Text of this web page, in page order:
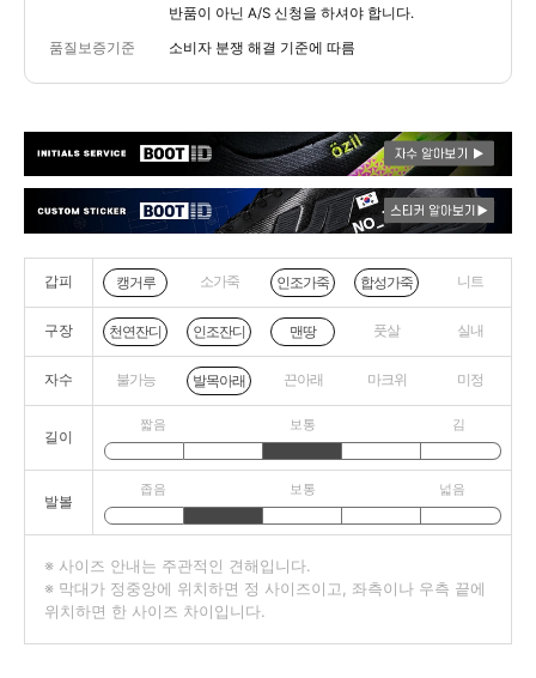
반품이 아닌 A/S 신청을 하셔야 합니다.
품질보증기준 소비자 분쟁 해결 기준에 따름
갑피 캥거루 소가죽 인조가죽 합성가죽 니트
구장 천연잔디 인조잔디 맨땅 풋살 실내
자수 불가능 발목아래 끈아래 마크위 미정
길이
짧음 보통 김
발볼
좁음 보통 넓음
※ 사이즈 안내는 주관적인 견해입니다.
※ 막대가 정중앙에 위치하면 정 사이즈이고, 좌측이나 우측 끝에
위치하면 한 사이즈 차이입니다.